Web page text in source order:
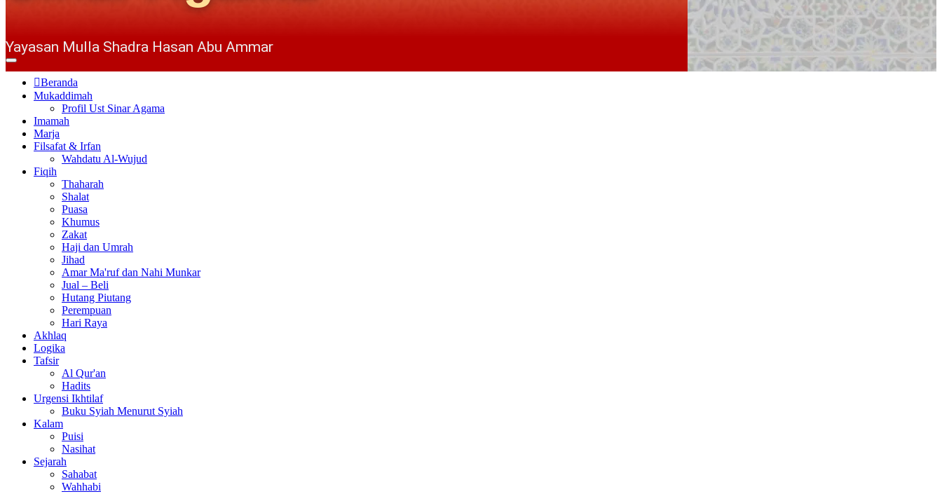
Yayasan Mulla Shadra Hasan Abu Ammar
Beranda
Mukaddimah
Profil Ust Sinar Agama
Imamah
Marja
Filsafat & Irfan
Wahdatu Al-Wujud
Fiqih
Thaharah
Shalat
Puasa
Khumus
Zakat
Haji dan Umrah
Jihad
Amar Ma'ruf dan Nahi Munkar
Jual – Beli
Hutang Piutang
Perempuan
Hari Raya
Akhlaq
Logika
Tafsir
Al Qur'an
Hadits
Urgensi Ikhtilaf
Buku Syiah Menurut Syiah
Kalam
Puisi
Nasihat
Sejarah
Sahabat
Wahhabi